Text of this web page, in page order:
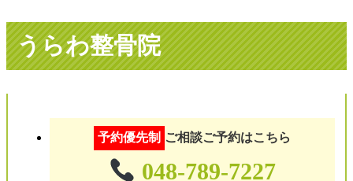
うらわ整骨院
予約優先制 ご相談ご予約はこちら
048-789-7227